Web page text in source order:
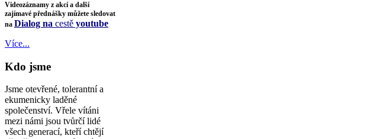
Videozáznamy z akcí a další
zajímavé přednášky můžete sledovat
na Dialog na cestě youtube
Více...
Kdo jsme
Jsme otevřené, tolerantní a
ekumenicky laděné
společenství. Vřele vítáni
mezi námi jsou tvůrčí lidé
všech generací, kteří chtějí